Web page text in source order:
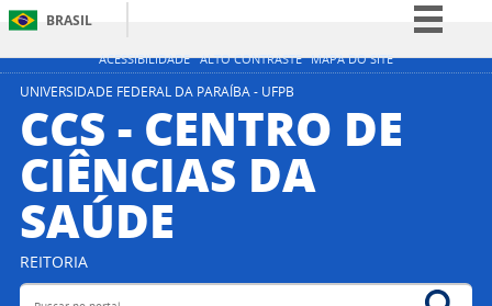
ACESSIBILIDADE ALTO CONTRASTE MAPA DO SITE
BRASIL
Simplifique!
Participe
Acesso à informação
Legislação
UNIVERSIDADE FEDERAL DA PARAÍBA - UFPB
CCS - CENTRO DE
CIÊNCIAS DA
SAÚDE
REITORIA
Buscar no portal